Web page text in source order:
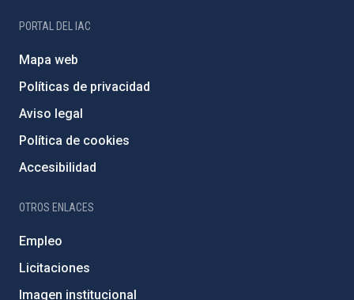
PORTAL DEL IAC
Mapa web
Políticas de privacidad
Aviso legal
Política de cookies
Accesibilidad
OTROS ENLACES
Empleo
Licitaciones
Imagen institucional